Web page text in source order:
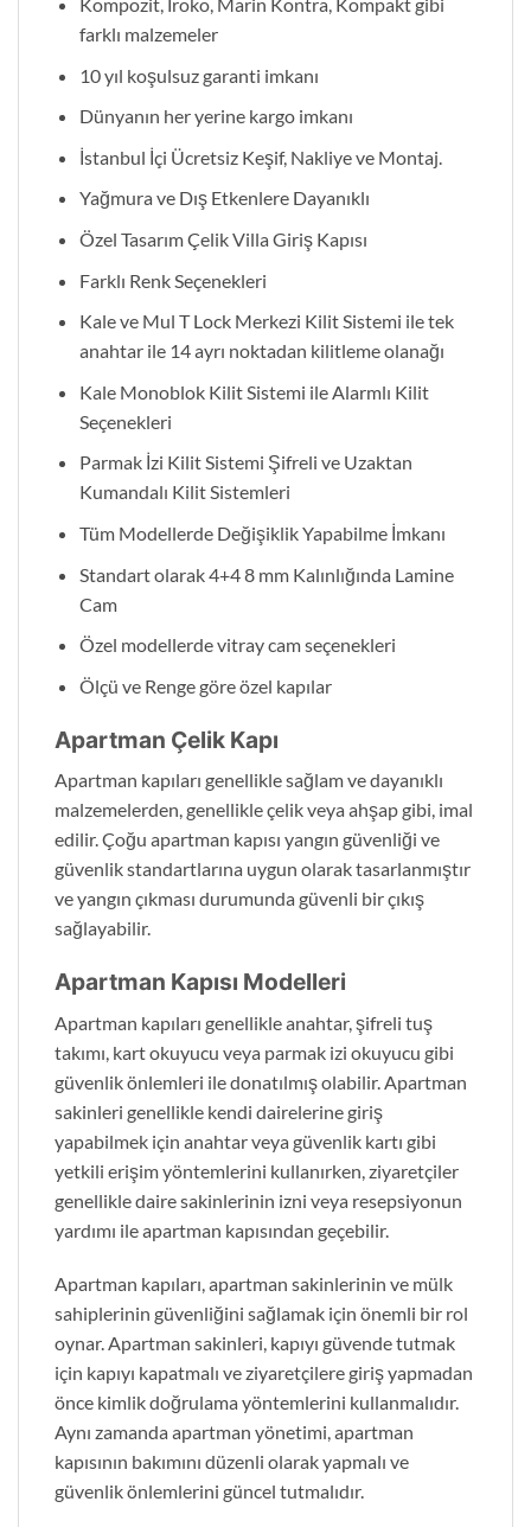
farklı malzemeler
10 yıl koşulsuz garanti imkanı
Dünyanın her yerine kargo imkanı
İstanbul İçi Ücretsiz Keşif, Nakliye ve Montaj.
Yağmura ve Dış Etkenlere Dayanıklı
Özel Tasarım Çelik Villa Giriş Kapısı
Farklı Renk Seçenekleri
Kale ve Mul T Lock Merkezi Kilit Sistemi ile tek
anahtar ile 14 ayrı noktadan kilitleme olanağı
Kale Monoblok Kilit Sistemi ile Alarmlı Kilit
Seçenekleri
Parmak İzi Kilit Sistemi Şifreli ve Uzaktan
Kumandalı Kilit Sistemleri
Tüm Modellerde Değişiklik Yapabilme İmkanı
Standart olarak 4+4 8 mm Kalınlığında Lamine
Cam
Özel modellerde vitray cam seçenekleri
Ölçü ve Renge göre özel kapılar
Apartman Çelik Kapı
Apartman kapıları genellikle sağlam ve dayanıklı
malzemelerden, genellikle çelik veya ahşap gibi, imal
edilir. Çoğu apartman kapısı yangın güvenliği ve
güvenlik standartlarına uygun olarak tasarlanmıştır
ve yangın çıkması durumunda güvenli bir çıkış
sağlayabilir.
Apartman Kapısı Modelleri
Apartman kapıları genellikle anahtar, şifreli tuş
takımı, kart okuyucu veya parmak izi okuyucu gibi
güvenlik önlemleri ile donatılmış olabilir. Apartman
sakinleri genellikle kendi dairelerine giriş
yapabilmek için anahtar veya güvenlik kartı gibi
yetkili erişim yöntemlerini kullanırken, ziyaretçiler
genellikle daire sakinlerinin izni veya resepsiyonun
yardımı ile apartman kapısından geçebilir.
Apartman kapıları, apartman sakinlerinin ve mülk
sahiplerinin güvenliğini sağlamak için önemli bir rol
oynar. Apartman sakinleri, kapıyı güvende tutmak
için kapıyı kapatmalı ve ziyaretçilere giriş yapmadan
önce kimlik doğrulama yöntemlerini kullanmalıdır.
Aynı zamanda apartman yönetimi, apartman
kapısının bakımını düzenli olarak yapmalı ve
güvenlik önlemlerini güncel tutmalıdır.